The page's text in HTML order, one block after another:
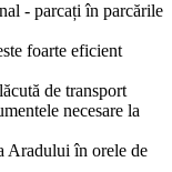
- parcați în parcările
foarte eficient
de transport
necesare la
Aradului în orele de